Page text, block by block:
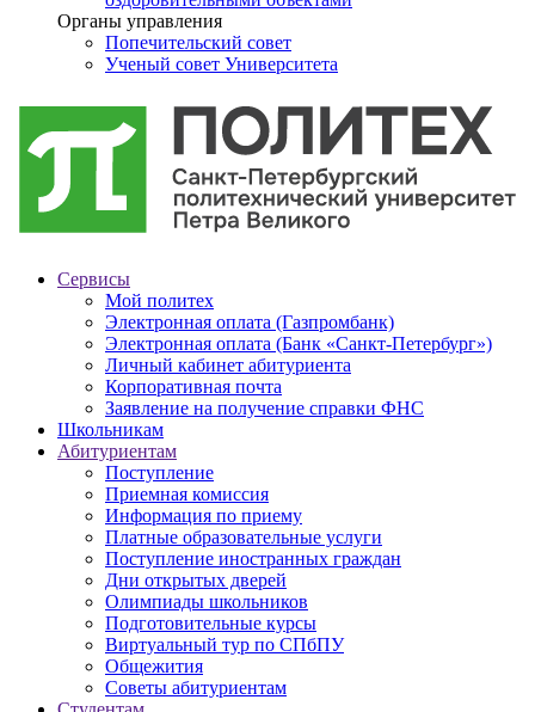
Органы управления
Попечительский совет
Ученый совет Университета
Сервисы
Мой политех
Электронная оплата (Газпромбанк)
Электронная оплата (Банк «Санкт-Петербург»)
Личный кабинет абитуриента
Корпоративная почта
Заявление на получение справки ФНС
Школьникам
Абитуриентам
Поступление
Приемная комиссия
Информация по приему
Платные образовательные услуги
Поступление иностранных граждан
Дни открытых дверей
Олимпиады школьников
Подготовительные курсы
Виртуальный тур по СПбПУ
Общежития
Советы абитуриентам